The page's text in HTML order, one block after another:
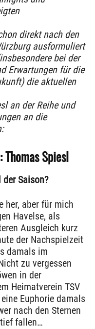
direkt nach den
ausformuliert
bei der
Erwartungen für die
die aktuellen
an der Reihe und
an die
Spiesl
Saison?
her, aber für mich
Havelse, als
Ausgleich kurz
der Nachspielzeit
damals im
zu vergessen
in der
Heimatverein TSV
Euphorie damals
nach den Sternen
fallen…